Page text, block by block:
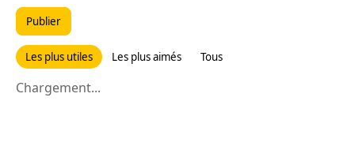
Publier
Les plus utiles Les plus aimés Tous
Chargement...